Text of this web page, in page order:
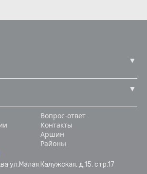
Вопрос-ответ
Контакты
Аршин
Районы
ул.Малая Калужская, д.15, стр.17